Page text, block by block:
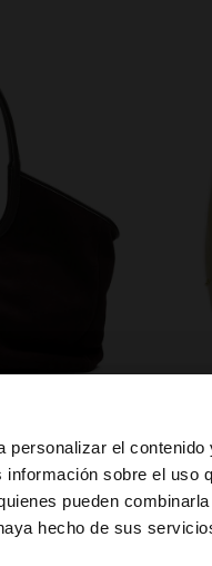
personalizar el
sobre el uso
pueden
hecho de sus
¿Quieres ir a la